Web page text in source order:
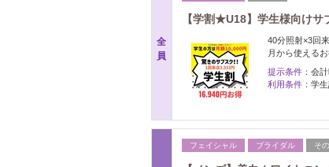
全
員
【学割★U18】学生様向けサ
40分照射×3回
月から使える
提示条件： 会
利用条件： 学
フェイシャル ブライダル そ